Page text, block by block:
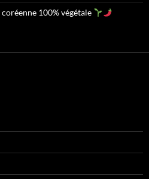
100% végétale